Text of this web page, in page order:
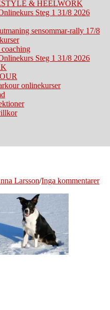
& HEELWORK
Steg 1 31/8 2026
sensommar-rally 17/8
Steg 1 31/8 2026
onlinekurser
Larsson/Inga kommentarer